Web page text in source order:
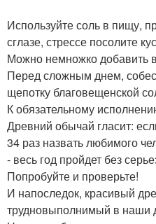
Используйте соль в пищу,
сглазе, стрессе посолите
Можно немножко добавить
Перед сложным днем,
щепотку благовещенской
К обязательному
Древний обычай гласит:
34 раз назвать любимого
- весь год пройдет без
Попробуйте и проверьте!
И напоследок, красивый
трудновыполнимый в наши